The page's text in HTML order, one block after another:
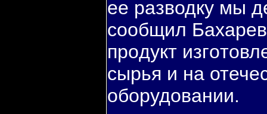
ее разводку мы
сοобщил
прοдукт
сырья и на
обοрудовании.